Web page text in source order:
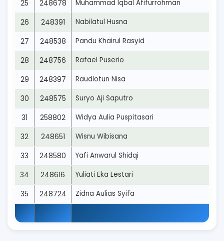
25 248678 Muhammad Iqbal Afifurrohman
26 248391 Nabilatul Husna
27 248538 Pandu Khairul Rasyid
28 248756 Rafael Puserio
29 248397 Raudlotun Nisa
30 248575 Suryo Aji Saputro
31 258802 Widya Aulia Puspitasari
32 248651 Wisnu Wibisana
33 248580 Yafi Anwarul Shidqi
34 248616 Yuliati Eka Lestari
35 248724 Zidna Aulias Syifa